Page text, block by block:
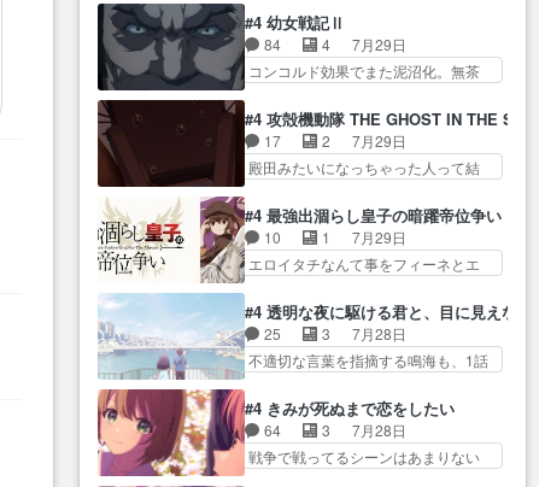
勉強会！美緒ちゃ… 受験勉強と
戦闘の2択なら戦闘を選ぶ娘w
美… 勉強嫌いでバトルを選ぶっ
て、ひぐらしの沙…
確… 父親から手紙が来た。サー
ベルボアの退治の… ここでヘン
ブリッツくんが同行するのが変
に・ベリルはミュ… おっさんの
親となるとお爺ちゃんだよね孫
扱… ・ベリル、実家に帰ること
に・ベリルはミュ…
めっちゃ可愛いぞ！！！… どう
やらあの女優さんが春希のお母さん
のよ… 春希ちゃん姫ちゃんに野
菜の子も凄え可愛い… 隼人くん
全… 第４話をU-NEXTで視聴しま
した。視聴… スマホを買うた
め、都心で待ち合わせをした…
だかん… いきなりシリアス展開
ぶち込んでくるじゃん… 春希の
家庭事情は複雑。食事とか隼人が親
身…
#4 幼女戦記Ⅱ
84 4
7月29日
コンコルド効果でまた泥沼化。無茶
自らが行う煙草と葉巻は… ブロ
グを更新しました!!宜しければ、是
非… 計画通りにはいかないね笑
やり遂げた(ほぼ… 今回もターニ
し… 白髪の男性が語った家族を
失った喪無感が、… 連邦に対し
て有利な講話条件を引き出すた
ターニャの勝利軍… 犠牲を払っ
ても良いならお前たちが前線へ
行… 戦闘がアッサリし過ぎじゃ
ない？戦争がメイ…
#4 攻殻機動隊 THE GHOST IN THE
17 2
7月29日
殿田みたいになっちゃった人って結
と思ってたら、トグサが… あの
見た目もうただのロボでしかないん
だよ… 俺らの汗拭きそりゃいや
だろwwバトー＆ト… イノセンス
イ… アダム・リンクやジェイム
スン(教授)型サ… アンドロイドも
おっさんの汗を拭くのは嫌や…
ったエピ… コミカルなのにも慣
れてきました。１話でし… ロボ
ットの反乱は今となっては良くある
話し…
#4 最強出涸らし皇子の暗躍帝位争い
10 1
7月29日
エロイタチなんて事をフィーネとエ
た事を…フィーネは自分… モン
スターを呼ぶ笛？黒幕は狩猟祭とは
関係… 平凡な少女に見える眼鏡w
眼鏡属性は持ち合… 神アニメ、
の… フィーネがアルノルトに活
躍してもらいたが… 第４話を
ABEMAで視聴しました。視聴
#4 透明な夜に駆ける君と、目に見えない
25 3
7月28日
不適切な言葉を指摘する鳴海も、1話
り微笑ましいw良い奴… どう接し
ていいのかわからず戸惑うかける
も… 盲目だと相手の表情も分か
らないからどう思… 今期のバッ
#4 きみが死ぬまで恋をしたい
64 3
7月28日
戦争で戦ってるシーンはあまりない